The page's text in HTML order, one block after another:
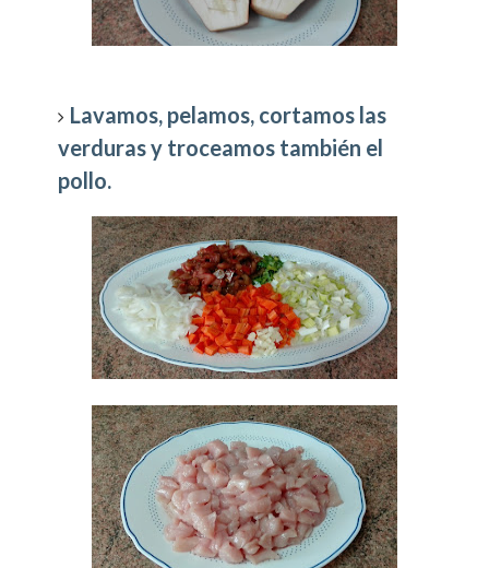
Lavamos, pelamos, cortamos las
verduras y troceamos también el
pollo.